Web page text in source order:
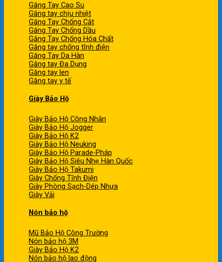
Găng Tay Cao Su
Găng tay chịu nhiệt
Găng Tay Chống Cắt
Găng Tay Chống Dầu
Găng Tay Chống Hóa Chất
Găng tay chống tĩnh điện
Găng Tay Da Hàn
Găng tay Đa Dụng
Găng tay len
Găng tay y tế
Giày Bảo Hộ
Giày Bảo Hộ Công Nhân
Giày Bảo Hộ Jogger
Giày Bảo Hộ K2
Giày Bảo Hộ Neuking
Giày Bảo Hộ Parade-Pháp
Giày Bảo Hộ Siêu Nhẹ Hàn Quốc
Giày Bảo Hộ Takumi
Giày Chống Tĩnh Điện
Giày Phòng Sạch-Dép Nhựa
Giày Vải
Nón bảo hộ
Mũ Bảo Hộ Công Trường
Nón bảo hộ 3M
Giày Bảo Hộ K2
Nón bảo hộ lao động